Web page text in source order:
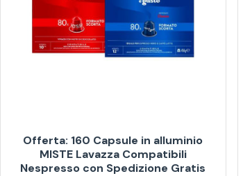
Offerta: 160 Capsule in alluminio
MISTE Lavazza Compatibili
Nespresso con Spedizione Gratis